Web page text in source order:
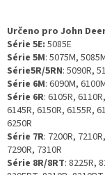
Určeno pro John
Série 5E: 5085E
Série 5M: 5075M,
Série5R/5RN: 5090R,
Série 6M: 6090M,
Série 6R: 6105R,
6145R, 6150R, 6155R,
6250R
Série 7R: 7200R,
7290R, 7310R
Série 8R/8RT: 8225R,